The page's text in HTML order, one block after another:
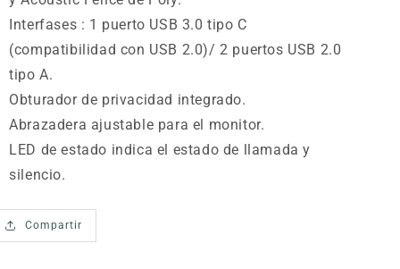
Interfases : 1 puerto USB 3.0 tipo C
(compatibilidad con USB 2.0)/ 2 puertos USB 2.0
tipo A.
Obturador de privacidad integrado.
Abrazadera ajustable para el monitor.
LED de estado indica el estado de llamada y
silencio.
Compartir